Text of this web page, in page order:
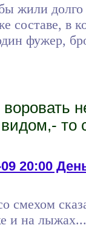
жили долго
составе, в
фужер,
то
20:00
смехом
и на лыжах...